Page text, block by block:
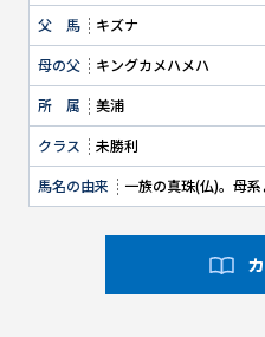
父 馬
キズナ
母の父
キングカメハメハ
所 属
美浦
クラス
未勝利
馬名の由来
一族の真珠(仏)。母